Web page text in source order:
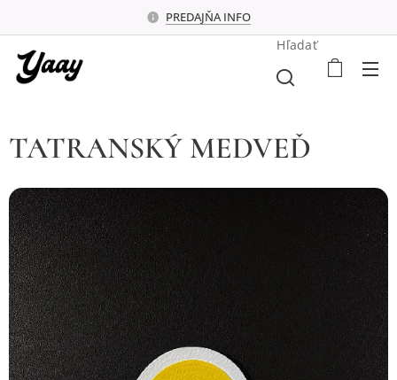
PREDAJŇA INFO
Hľadať
TATRANSKÝ MEDVEĎ